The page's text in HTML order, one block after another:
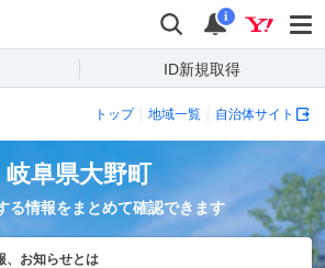
検索 通知
i
ID新規取得
トップ 地域一覧 自治体サイト
岐阜県大野町
る情報をまとめて確認できます
、お知らせとは